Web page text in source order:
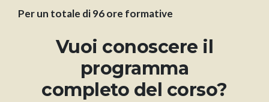
Per un totale di 96 ore formative
Vuoi conoscere il
programma
completo del corso?